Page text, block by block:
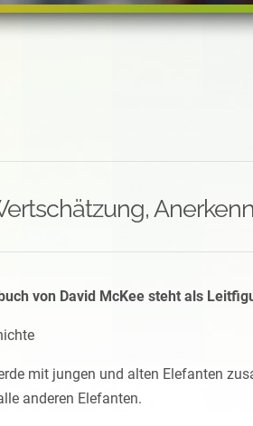
von David McKee steht als
mit jungen und alten Elefanten
anderen Elefanten.